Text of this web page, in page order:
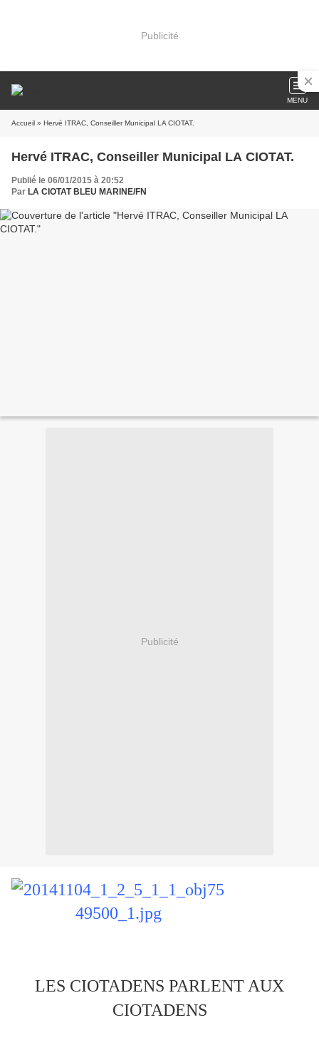
Publicité
MENU
Accueil » Hervé ITRAC, Conseiller Municipal LA CIOTAT.
Hervé ITRAC, Conseiller Municipal LA CIOTAT.
Publié le 06/01/2015 à 20:52
Par LA CIOTAT BLEU MARINE/FN
Publicité
LES CIOTADENS PARLENT AUX
CIOTADENS